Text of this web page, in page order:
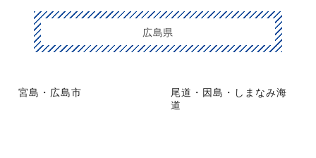
広島県
宮島・広島市
尾道・因島・しまなみ海
道